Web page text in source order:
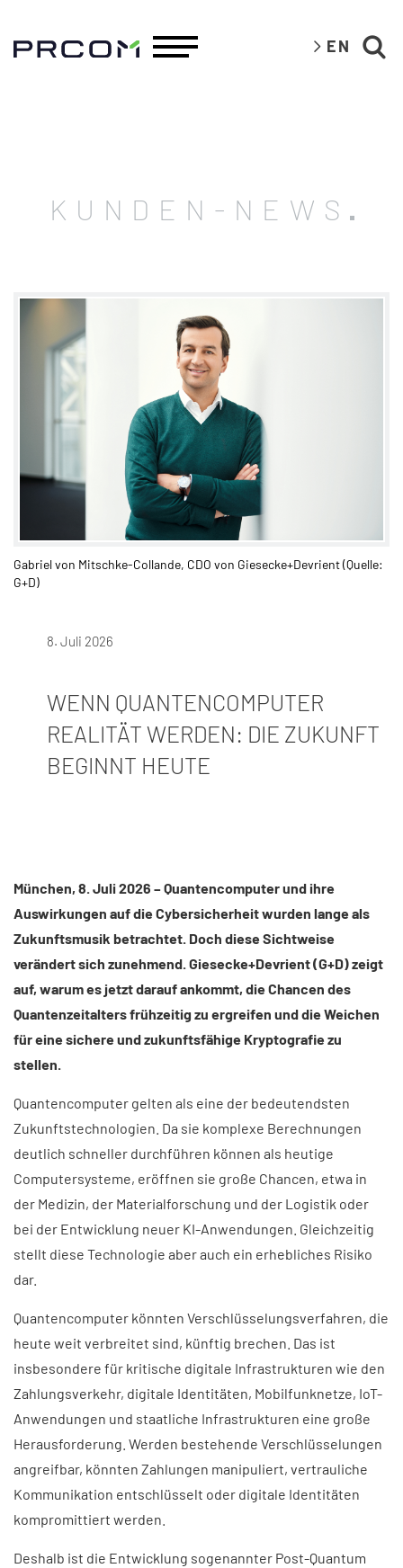
EN
KUNDEN-NEWS
Gabriel von Mitschke-Collande, CDO von Giesecke+Devrient (Quelle:
G+D)
8. Juli 2026
WENN QUANTENCOMPUTER
REALITÄT WERDEN: DIE ZUKUNFT
BEGINNT HEUTE
München, 8. Juli 2026 – Quantencomputer und ihre
Auswirkungen auf die Cybersicherheit wurden lange als
Zukunftsmusik betrachtet. Doch diese Sichtweise
verändert sich zunehmend. Giesecke+Devrient (G+D) zeigt
auf, warum es jetzt darauf ankommt, die Chancen des
Quantenzeitalters frühzeitig zu ergreifen und die Weichen
für eine sichere und zukunftsfähige Kryptografie zu
stellen.
Quantencomputer gelten als eine der bedeutendsten
Zukunftstechnologien. Da sie komplexe Berechnungen
deutlich schneller durchführen können als heutige
Computersysteme, eröffnen sie große Chancen, etwa in
der Medizin, der Materialforschung und der Logistik oder
bei der Entwicklung neuer KI-Anwendungen. Gleichzeitig
stellt diese Technologie aber auch ein erhebliches Risiko
dar.
Quantencomputer könnten Verschlüsselungsverfahren, die
heute weit verbreitet sind, künftig brechen. Das ist
insbesondere für kritische digitale Infrastrukturen wie den
Zahlungsverkehr, digitale Identitäten, Mobilfunknetze, IoT-
Anwendungen und staatliche Infrastrukturen eine große
Herausforderung. Werden bestehende Verschlüsselungen
angreifbar, könnten Zahlungen manipuliert, vertrauliche
Kommunikation entschlüsselt oder digitale Identitäten
kompromittiert werden.
Deshalb ist die Entwicklung sogenannter Post-Quantum